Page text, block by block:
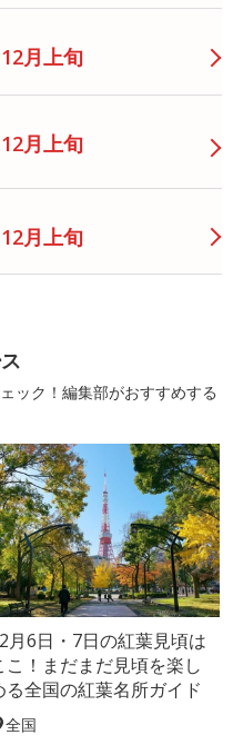
月上旬
月上旬
月上旬
ック！編集部がおすすめする
月6日・7日の紅葉見頃は
こ！まだまだ見頃を楽し
る全国の紅葉名所ガイド
全国